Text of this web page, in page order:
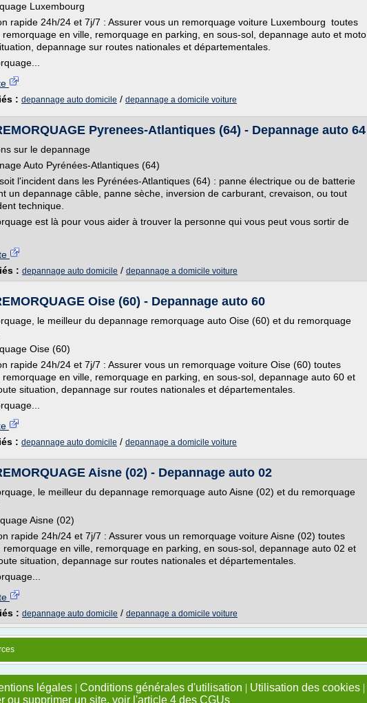
Luxembourg
rapide 24h/24 et 7j/7 : Assurer vous un remorquage voiture Luxembourg toutes
remorquage en ville, remorquage en parking, en sous-sol, depannage auto et moto
depannage sur routes nationales et départementales.
: depannage auto domicile / depannage a domicile voiture
Pyrenees-Atlantiques (64) - Depannage auto 64
sur le depannage
Auto Pyrénées-Atlantiques (64)
l'incident dans les Pyrénées-Atlantiques (64) : panne électrique ou de batterie
un depannage câble, panne sèche, inversion de carburant, crevaison, ou tout
technique.
est là pour vous aider à trouver la personne qui vous peut vous sortir de
: depannage auto domicile / depannage a domicile voiture
Oise (60) - Depannage auto 60
le meilleur du depannage remorquage auto Oise (60) et du remorquage
Oise (60)
rapide 24h/24 et 7j/7 : Assurer vous un remorquage voiture Oise (60) toutes
remorquage en ville, remorquage en parking, en sous-sol, depannage auto 60 et
situation, depannage sur routes nationales et départementales.
: depannage auto domicile / depannage a domicile voiture
Aisne (02) - Depannage auto 02
le meilleur du depannage remorquage auto Aisne (02) et du remorquage
Aisne (02)
rapide 24h/24 et 7j/7 : Assurer vous un remorquage voiture Aisne (02) toutes
remorquage en ville, remorquage en parking, en sous-sol, depannage auto 02 et
situation, depannage sur routes nationales et départementales.
: depannage auto domicile / depannage a domicile voiture
légales | Conditions générales d'utilisation | Utilisation des cookies |
ou supprimer un site, voir l'article 4 des CGUs